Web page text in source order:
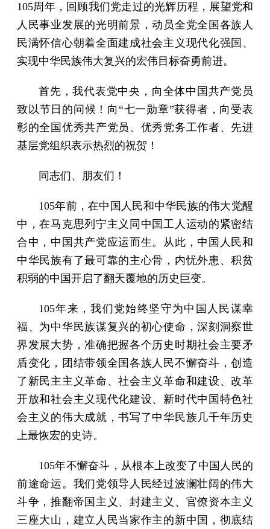
105周年，回顾我们党走过的光辉历程，展望党和
人民事业发展的光明前景，动员全党全国各族人
民满怀信心朝着全面建成社会主义现代化强国、
实现中华民族伟大复兴的宏伟目标奋勇前进。
首先，我代表党中央，向全体中国共产党员
致以节日的问候！向“七一勋章”获得者，向受表
彰的全国优秀共产党员、优秀党务工作者、先进
基层党组织表示热烈的祝贺！
同志们、朋友们！
105年前，在中国人民和中华民族的伟大觉醒
中，在马克思列宁主义同中国工人运动的紧密结
合中，中国共产党应运而生。从此，中国人民和
中华民族有了最可靠的主心骨，内忧外患、积贫
积弱的中国开启了翻天覆地的历史巨变。
105年来，我们党始终坚守为中国人民谋幸
福、为中华民族谋复兴的初心使命，深刻洞察世
界发展大势，准确把握各个历史时期社会主要矛
盾变化，团结带领全国各族人民不懈奋斗，创造
了新民主主义革命、社会主义革命和建设、改革
开放和社会主义现代化建设、新时代中国特色社
会主义的伟大成就，书写了中华民族几千年历史
上最恢宏的史诗。
105年不懈奋斗，从根本上改变了中国人民的
前途命运。我们党领导人民经过波澜壮阔的伟大
斗争，推翻帝国主义、封建主义、官僚资本主义
三座大山，建立人民当家作主的新中国，彻底结